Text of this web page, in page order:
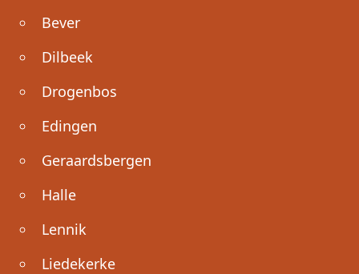
Bever
Dilbeek
Drogenbos
Edingen
Geraardsbergen
Halle
Lennik
Liedekerke